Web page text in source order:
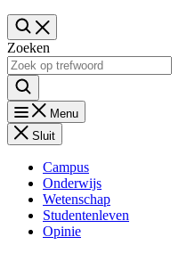
Zoeken
Menu
Sluit
Campus
Onderwijs
Wetenschap
Studentenleven
Opinie